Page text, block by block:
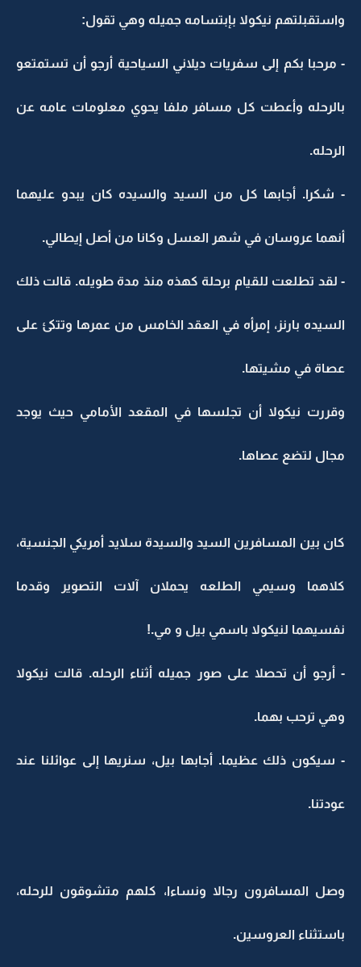
واستقبلتهم نيكولا بإبتسامه جميله وهي تقول:
- مرحبا بكم إلى سفريات ديلاني السياحية أرجو أن تستمتعو
بالرحله وأعطت كل مسافر ملفا يحوي معلومات عامه عن
الرحله.
- شكرا. أجابها كل من السيد والسيده كان يبدو عليهما
أنهما عروسان في شهر العسل وكانا من أصل إيطالي.
- لقد تطلعت للقيام برحلة كهذه منذ مدة طويله. قالت ذلك
السيده بارنز، إمرأه في العقد الخامس من عمرها وتتكئ على
عصاة في مشيتها.
وقررت نيكولا أن تجلسها في المقعد الأمامي حيث يوجد
مجال لتضع عصاها.
كان بين المسافرين السيد والسيدة سلايد أمريكي الجنسية،
كلاهما وسيمي الطلعه يحملان آلات التصوير وقدما
نفسيهما لنيكولا باسمي بيل و مي.!
- أرجو أن تحصلا على صور جميله أثناء الرحله. قالت نيكولا
وهي ترحب بهما.
- سيكون ذلك عظيما. أجابها بيل، سنريها إلى عوائلنا عند
عودتنا.
وصل المسافرون رجالا ونساءا، كلهم متشوقون للرحله،
باستثناء العروسين.